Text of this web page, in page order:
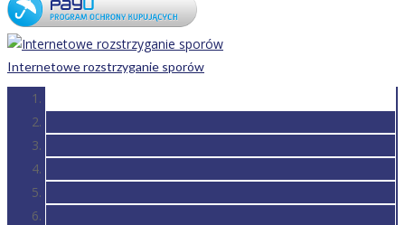
Internetowe rozstrzyganie sporów